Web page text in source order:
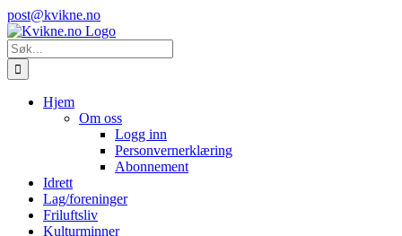
Skip
to
content
Instagram
E-
post
post@kvikne.no
Søk
etter:
Hjem
Om oss
Logg inn
Personvernerklæring
Abonnement
Idrett
Lag/foreninger
Friluftsliv
Kulturminner